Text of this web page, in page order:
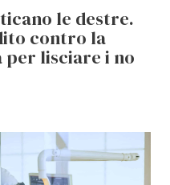
le destre.
contro la
lisciare i no